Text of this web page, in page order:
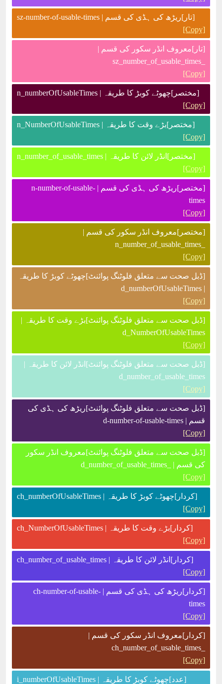
[تار]ریڑھ کی ہڈی کی قسم | sz-number-of-usable-times
[Copy]
[تار]معروف انڈر سکور کی قسم |
_sz_number_of_usable_times
[Copy]
[مختصر]چھوٹے کوبڑ کا طریقہ | n_numberOfUsableTimes
[Copy]
[مختصر]بڑے وقت کا طریقہ | n_NumberOfUsableTimes
[Copy]
[مختصر]انڈر لائن کا طریقہ | n_number_of_usable_times
[Copy]
[مختصر]ریڑھ کی ہڈی کی قسم | n-number-of-usable-
times
[Copy]
[مختصر]معروف انڈر سکور کی قسم |
_n_number_of_usable_times
[Copy]
[ڈبل صحت سے متعلق فلوٹنگ پوائنٹ]چھوٹے کوبڑ کا طریقہ
| d_numberOfUsableTimes
[Copy]
[ڈبل صحت سے متعلق فلوٹنگ پوائنٹ]بڑے وقت کا طریقہ |
d_NumberOfUsableTimes
[Copy]
[ڈبل صحت سے متعلق فلوٹنگ پوائنٹ]انڈر لائن کا طریقہ |
d_number_of_usable_times
[Copy]
[ڈبل صحت سے متعلق فلوٹنگ پوائنٹ]ریڑھ کی ہڈی کی
قسم | d-number-of-usable-times
[Copy]
[ڈبل صحت سے متعلق فلوٹنگ پوائنٹ]معروف انڈر سکور
کی قسم | _d_number_of_usable_times
[Copy]
[کردار]چھوٹے کوبڑ کا طریقہ | ch_numberOfUsableTimes
[Copy]
[کردار]بڑے وقت کا طریقہ | ch_NumberOfUsableTimes
[Copy]
[کردار]انڈر لائن کا طریقہ | ch_number_of_usable_times
[Copy]
[کردار]ریڑھ کی ہڈی کی قسم | ch-number-of-usable-
times
[Copy]
[کردار]معروف انڈر سکور کی قسم |
_ch_number_of_usable_times
[Copy]
[عدد]چھوٹے کوبڑ کا طریقہ | i_numberOfUsableTimes